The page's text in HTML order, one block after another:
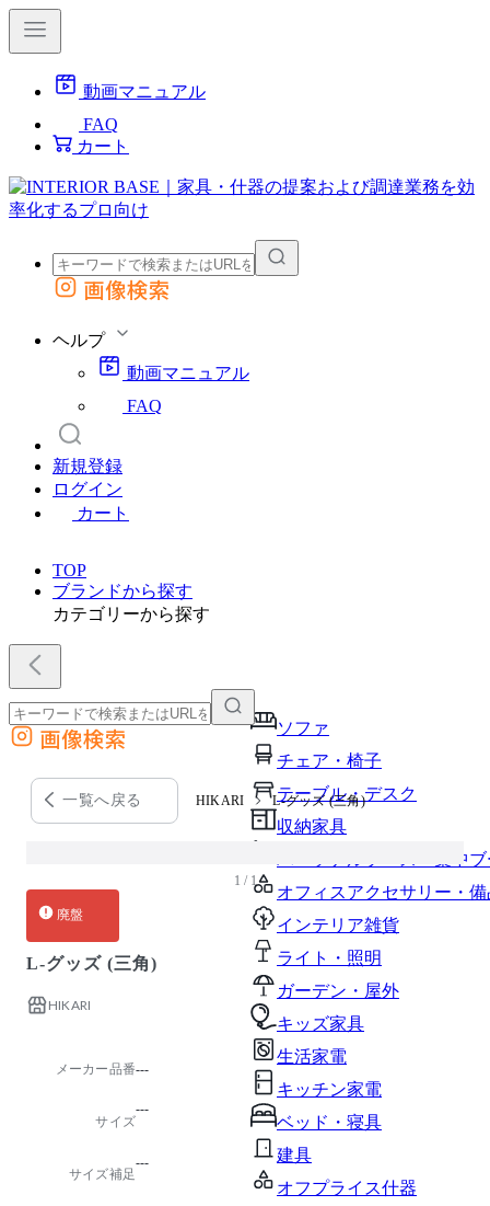
動画マニュアル
FAQ
カート
外部サイトの商品をカートに追加
画像検索
ヘルプ
動画マニュアル
FAQ
新規登録
ログイン
カート
TOP
ブランドから探す
カテゴリーから探す
ソファ
チェア・椅子
テーブル・デスク
収納家具
パーソナルブース・集中
オフィスアクセサリー・備
インテリア雑貨
ライト・照明
ガーデン・屋外
キッズ家具
生活家電
キッチン家電
ベッド・寝具
建具
オフプライス什器
外部サイトの商品をカートに追加
他のサイトで見つけた商品ページのURLを貼り付けて、カートに追加できます
画像検索
一覧へ戻る HIKARI L-グッズ (三角)
1 / 1
廃盤
L-グッズ (三角)
HIKARI
メーカー品番---
サイズ
---
サイズ補足
---